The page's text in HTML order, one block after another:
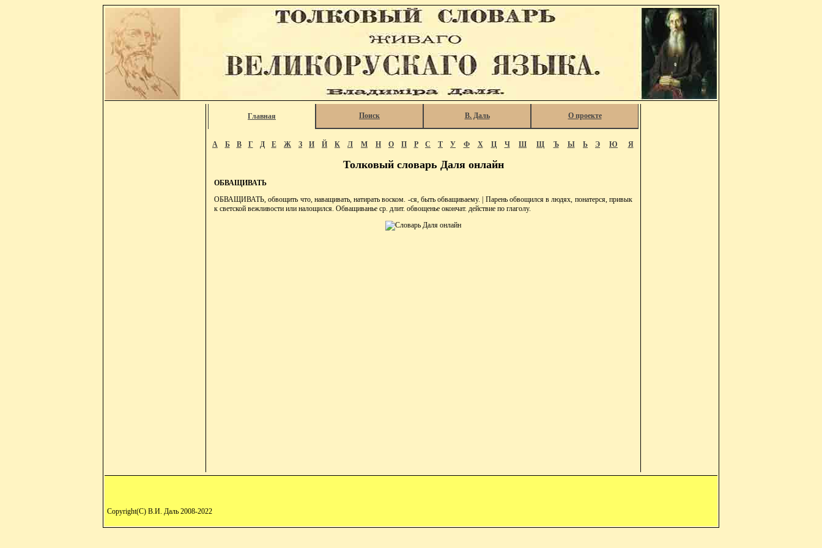
Главная Поиск В. Даль О проекте
А Б В Г Д Е Ж З И Й К Л М Н О П Р С Т У Ф Х Ц Ч Ш Щ Ъ Ы Ь Э Ю Я
Толковый словарь Даля онлайн
ОБВАЩИВАТЬ
ОБВАЩИВАТЬ, обвощить что, наващивать, натирать воском. -ся, быть обващиваему. | Парень обвощился в людях, понатерся, привык
к светской вежливости или налощился. Обващиванье ср. длит. обвощенье окончат. действие по глаголу.
Copyright(C) В.И. Даль 2008-2022